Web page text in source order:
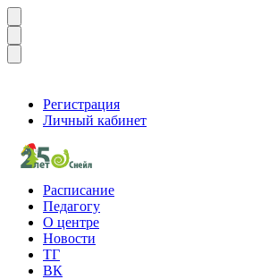
Регистрация
Личный кабинет
Расписание
Педагогу
О центре
Новости
ТГ
ВК